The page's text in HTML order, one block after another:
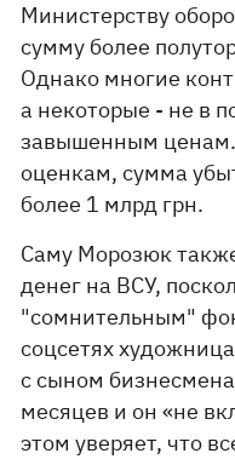
Министерству
сумму более
Однако многие
а некоторые - не в
завышенным
оценкам, сумма
более 1 млрд грн.
Саму Морозюк
денег на ВСУ,
"сомнительным"
соцсетях
с сыном
месяцев и он «не
этом уверяет, что